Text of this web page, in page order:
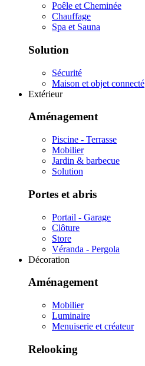
Poêle et Cheminée
Chauffage
Spa et Sauna
Solution
Sécurité
Maison et objet connecté
Extérieur
Aménagement
Piscine - Terrasse
Mobilier
Jardin & barbecue
Solution
Portes et abris
Portail - Garage
Clôture
Store
Véranda - Pergola
Décoration
Aménagement
Mobilier
Luminaire
Menuiserie et créateur
Relooking